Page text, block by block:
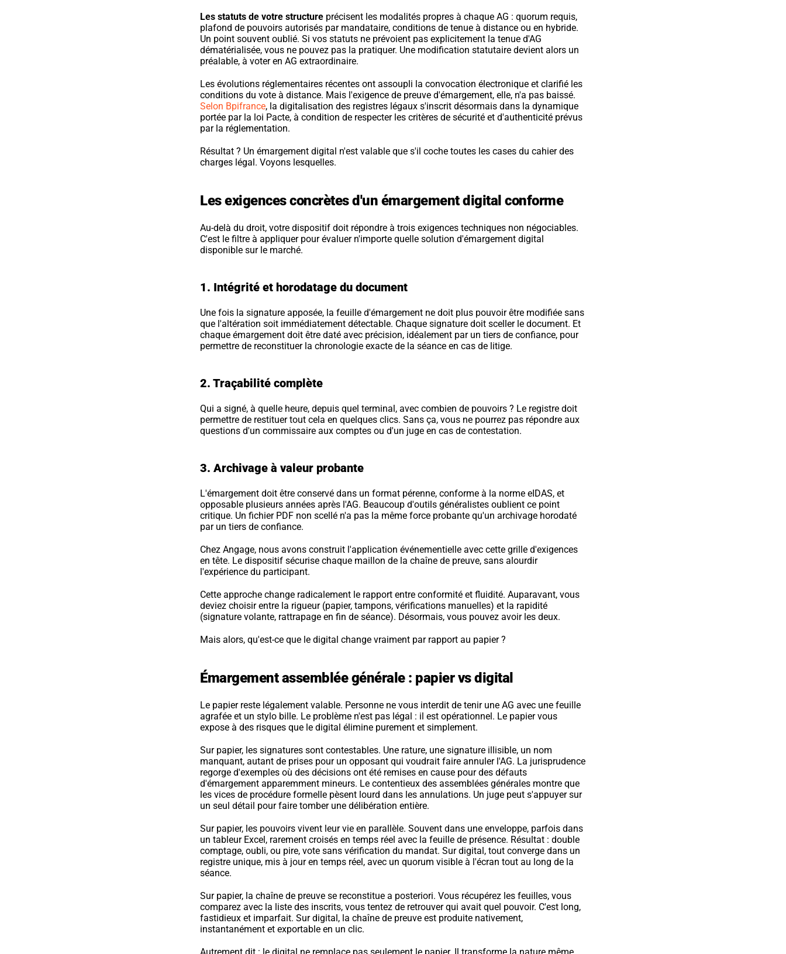
Les statuts de votre structure précisent les modalités propres à chaque AG : quorum requis,
plafond de pouvoirs autorisés par mandataire, conditions de tenue à distance ou en hybride.
Un point souvent oublié. Si vos statuts ne prévoient pas explicitement la tenue d'AG
dématérialisée, vous ne pouvez pas la pratiquer. Une modification statutaire devient alors un
préalable, à voter en AG extraordinaire.
Les évolutions réglementaires récentes ont assoupli la convocation électronique et clarifié les
conditions du vote à distance. Mais l'exigence de preuve d'émargement, elle, n'a pas baissé.
Selon Bpifrance, la digitalisation des registres légaux s'inscrit désormais dans la dynamique
portée par la loi Pacte, à condition de respecter les critères de sécurité et d'authenticité prévus
par la réglementation.
Résultat ? Un émargement digital n'est valable que s'il coche toutes les cases du cahier des
charges légal. Voyons lesquelles.
Les exigences concrètes d'un émargement digital conforme
Au-delà du droit, votre dispositif doit répondre à trois exigences techniques non négociables.
C'est le filtre à appliquer pour évaluer n'importe quelle solution d'émargement digital
disponible sur le marché.
1. Intégrité et horodatage du document
Une fois la signature apposée, la feuille d'émargement ne doit plus pouvoir être modifiée sans
que l'altération soit immédiatement détectable. Chaque signature doit sceller le document. Et
chaque émargement doit être daté avec précision, idéalement par un tiers de confiance, pour
permettre de reconstituer la chronologie exacte de la séance en cas de litige.
2. Traçabilité complète
Qui a signé, à quelle heure, depuis quel terminal, avec combien de pouvoirs ? Le registre doit
permettre de restituer tout cela en quelques clics. Sans ça, vous ne pourrez pas répondre aux
questions d'un commissaire aux comptes ou d'un juge en cas de contestation.
3. Archivage à valeur probante
L'émargement doit être conservé dans un format pérenne, conforme à la norme eIDAS, et
opposable plusieurs années après l'AG. Beaucoup d'outils généralistes oublient ce point
critique. Un fichier PDF non scellé n'a pas la même force probante qu'un archivage horodaté
par un tiers de confiance.
Chez Angage, nous avons construit l'application événementielle avec cette grille d'exigences
en tête. Le dispositif sécurise chaque maillon de la chaîne de preuve, sans alourdir
l'expérience du participant.
Cette approche change radicalement le rapport entre conformité et fluidité. Auparavant, vous
deviez choisir entre la rigueur (papier, tampons, vérifications manuelles) et la rapidité
(signature volante, rattrapage en fin de séance). Désormais, vous pouvez avoir les deux.
Mais alors, qu'est-ce que le digital change vraiment par rapport au papier ?
Émargement assemblée générale : papier vs digital
Le papier reste légalement valable. Personne ne vous interdit de tenir une AG avec une feuille
agrafée et un stylo bille. Le problème n'est pas légal : il est opérationnel. Le papier vous
expose à des risques que le digital élimine purement et simplement.
Sur papier, les signatures sont contestables. Une rature, une signature illisible, un nom
manquant, autant de prises pour un opposant qui voudrait faire annuler l'AG. La jurisprudence
regorge d'exemples où des décisions ont été remises en cause pour des défauts
d'émargement apparemment mineurs. Le contentieux des assemblées générales montre que
les vices de procédure formelle pèsent lourd dans les annulations. Un juge peut s'appuyer sur
un seul détail pour faire tomber une délibération entière.
Sur papier, les pouvoirs vivent leur vie en parallèle. Souvent dans une enveloppe, parfois dans
un tableur Excel, rarement croisés en temps réel avec la feuille de présence. Résultat : double
comptage, oubli, ou pire, vote sans vérification du mandat. Sur digital, tout converge dans un
registre unique, mis à jour en temps réel, avec un quorum visible à l'écran tout au long de la
séance.
Sur papier, la chaîne de preuve se reconstitue a posteriori. Vous récupérez les feuilles, vous
comparez avec la liste des inscrits, vous tentez de retrouver qui avait quel pouvoir. C'est long,
fastidieux et imparfait. Sur digital, la chaîne de preuve est produite nativement,
instantanément et exportable en un clic.